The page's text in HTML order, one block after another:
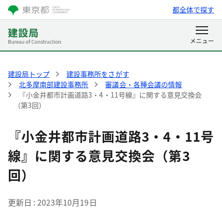
都全体で探す
建設局トップ
建設事務所をさがす
北多摩南部建設事務所
審議会・各種会議の情報
『小金井都市計画道路3・4・11号線』に関する意見交換会
（第3回）
『小金井都市計画道路3・4・11号
線』に関する意見交換会（第3
回）
更新日 2023年10月19日